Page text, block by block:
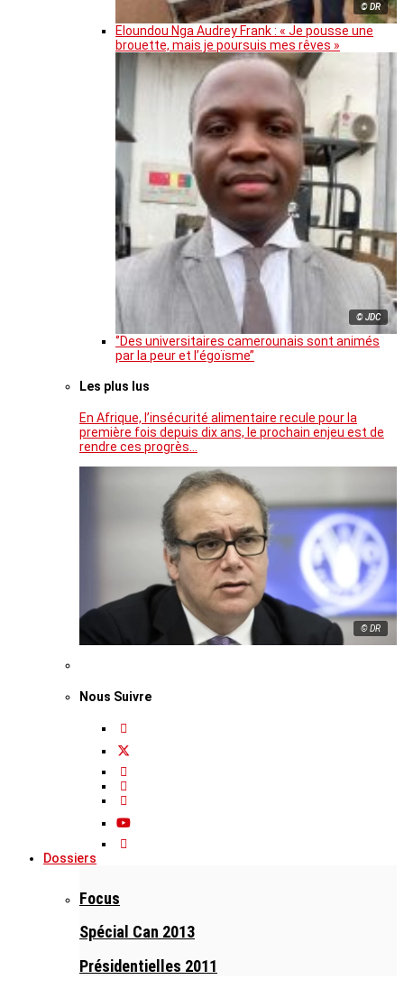
© DR
Eloundou Nga Audrey Frank : « Je pousse une
brouette, mais je poursuis mes rêves »
© JDC
‘’Des universitaires camerounais sont animés
par la peur et l’égoïsme’’
Les plus lus
En Afrique, l’insécurité alimentaire recule pour la
première fois depuis dix ans, le prochain enjeu est de
rendre ces progrès…
© DR
Nous Suivre
Dossiers
Focus
Spécial Can 2013
Présidentielles 2011